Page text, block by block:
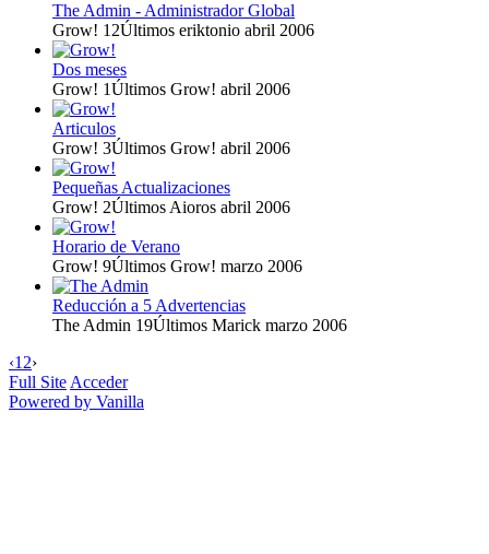
The Admin - Administrador Global
Grow! 12Últimos eriktonio abril 2006
Dos meses
Grow! 1Últimos Grow! abril 2006
Articulos
Grow! 3Últimos Grow! abril 2006
Pequeñas Actualizaciones
Grow! 2Últimos Aioros abril 2006
Horario de Verano
Grow! 9Últimos Grow! marzo 2006
Reducción a 5 Advertencias
The Admin 19Últimos Marick marzo 2006
‹1 2›
Full Site Acceder
Powered by Vanilla